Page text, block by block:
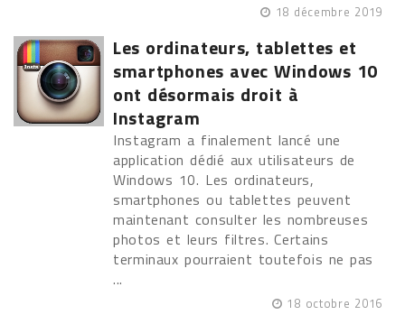
18 décembre 2019
Les ordinateurs, tablettes et
smartphones avec Windows 10
ont désormais droit à
Instagram
Instagram a finalement lancé une
application dédié aux utilisateurs de
Windows 10. Les ordinateurs,
smartphones ou tablettes peuvent
maintenant consulter les nombreuses
photos et leurs filtres. Certains
terminaux pourraient toutefois ne pas
...
18 octobre 2016